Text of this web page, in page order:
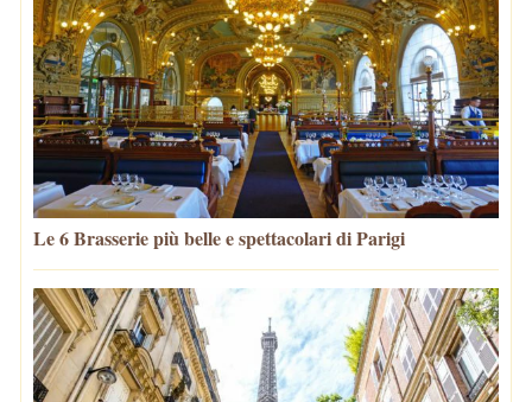
Le 6 Brasserie più belle e spettacolari di Parigi